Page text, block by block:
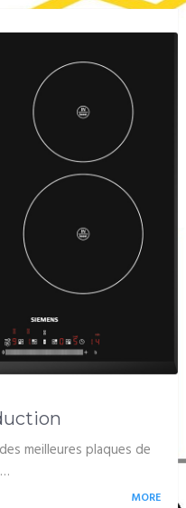
meilleures plaques de
MORE